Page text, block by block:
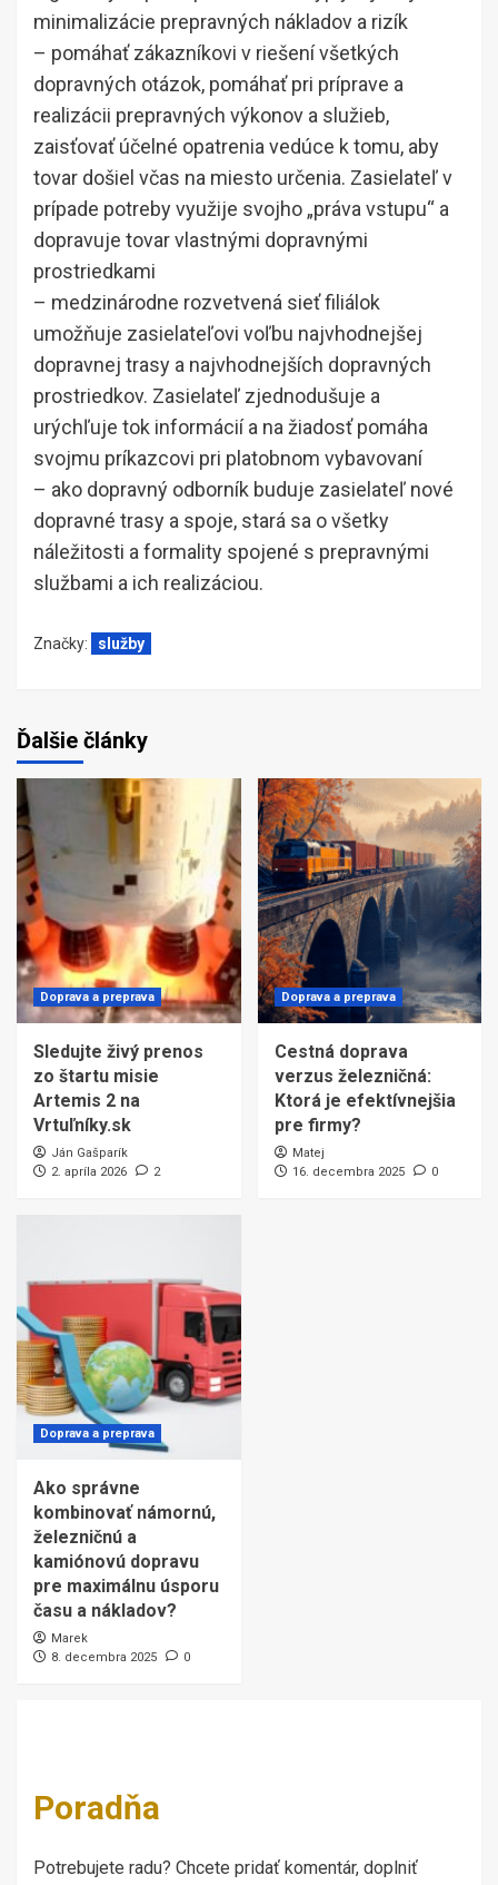
minimalizácie prepravných nákladov a rizík
– pomáhať zákazníkovi v riešení všetkých
dopravných otázok, pomáhať pri príprave a
realizácii prepravných výkonov a služieb,
zaisťovať účelné opatrenia vedúce k tomu, aby
tovar došiel včas na miesto určenia. Zasielateľ v
prípade potreby využije svojho „práva vstupu“ a
dopravuje tovar vlastnými dopravnými
prostriedkami
– medzinárodne rozvetvená sieť filiálok
umožňuje zasielateľovi voľbu najvhodnejšej
dopravnej trasy a najvhodnejších dopravných
prostriedkov. Zasielateľ zjednodušuje a
urýchľuje tok informácií a na žiadosť pomáha
svojmu príkazcovi pri platobnom vybavovaní
– ako dopravný odborník buduje zasielateľ nové
dopravné trasy a spoje, stará sa o všetky
náležitosti a formality spojené s prepravnými
službami a ich realizáciou.
Značky: služby
Ďalšie články
Doprava a preprava
Sledujte živý prenos
zo štartu misie
Artemis 2 na
Vrtuľníky.sk
Ján Gašparík
2. apríla 2026
2
Doprava a preprava
Cestná doprava
verzus železničná:
Ktorá je efektívnejšia
pre firmy?
Matej
16. decembra 2025
0
Doprava a preprava
Ako správne
kombinovať námornú,
železničnú a
kamiónovú dopravu
pre maximálnu úsporu
času a nákladov?
Marek
8. decembra 2025
0
Poradňa
Potrebujete radu? Chcete pridať komentár, doplniť